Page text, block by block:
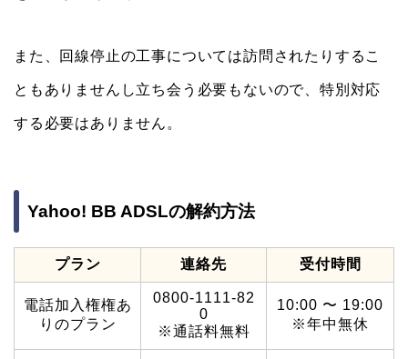
また、回線停止の工事については訪問されたりするこ
ともありませんし立ち会う必要もないので、特別対応
する必要はありません。
Yahoo! BB ADSLの解約方法
プラン 連絡先 受付時間
電話加入権権あ
りのプラン
0800-1111-82
0
※通話料無料
10:00 〜 19:00
※年中無休